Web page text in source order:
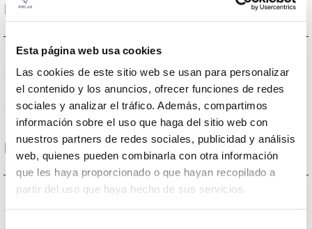
Esta página web usa cookies
Las cookies de este sitio web se usan para personalizar
el contenido y los anuncios, ofrecer funciones de redes
sociales y analizar el tráfico. Además, compartimos
información sobre el uso que haga del sitio web con
nuestros partners de redes sociales, publicidad y análisis
web, quienes pueden combinarla con otra información
que les haya proporcionado o que hayan recopilado a
partir del uso que haya hecho de sus servicios.
Données optiques
Température de coleur
CRI Indice de rendu des couleurs 80
Logement et finition
IK Protection contre des impacts